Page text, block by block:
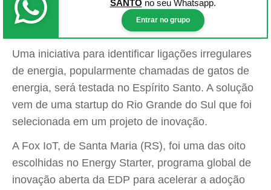
SANTO no seu Whatsapp.
Entrar no grupo
Uma iniciativa para identificar ligações irregulares
de energia, popularmente chamadas de gatos de
energia, será testada no Espírito Santo. A solução
vem de uma startup do Rio Grande do Sul que foi
selecionada em um projeto de inovação.
A Fox IoT, de Santa Maria (RS), foi uma das oito
escolhidas no Energy Starter, programa global de
inovação aberta da EDP para acelerar a adoção